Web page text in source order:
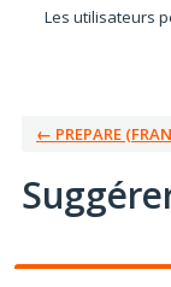
Les utilisateurs
← PREPARE